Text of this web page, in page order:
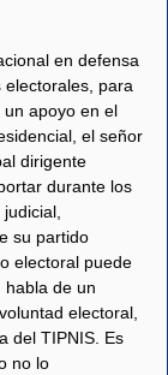
en defensa
electorales, para
un apoyo en el
el señor
dirigente
durante los
su partido
electoral puede
habla de un
electoral,
del TIPNIS. Es
no lo